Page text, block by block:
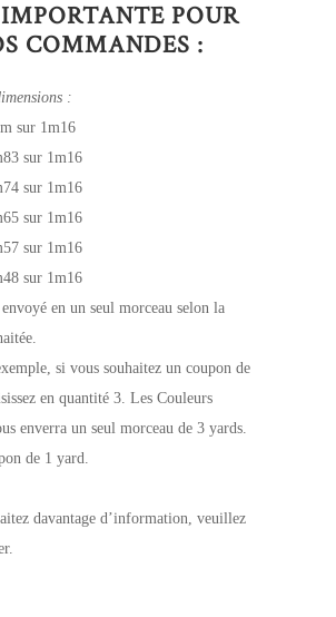
POUR
COMMANDES :
:
sur 1m16
sur 1m16
sur 1m16
sur 1m16
sur 1m16
sur 1m16
en un seul morceau selon la
si vous souhaitez un coupon de
en quantité 3. Les Couleurs
enverra un seul morceau de 3 yards.
de 1 yard.
davantage d’information, veuillez